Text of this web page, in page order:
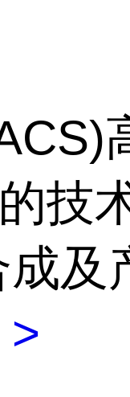
技
成
>